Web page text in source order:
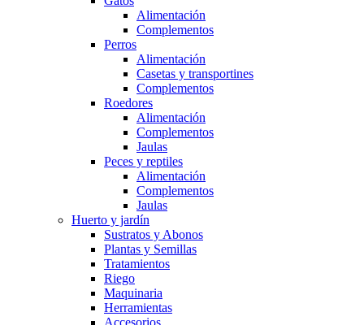
Alimentación
Complementos
Perros
Alimentación
Casetas y transportines
Complementos
Roedores
Alimentación
Complementos
Jaulas
Peces y reptiles
Alimentación
Complementos
Jaulas
Huerto y jardín
Sustratos y Abonos
Plantas y Semillas
Tratamientos
Riego
Maquinaria
Herramientas
Accesorios